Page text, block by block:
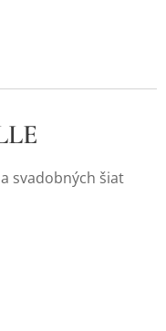
svadobných šiat